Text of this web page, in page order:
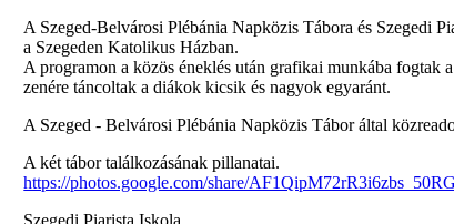
A Szeged-Belvárosi Plébánia Napközis Tábora és Szegedi
a Szegeden Katolikus Házban.
A programon a közös éneklés után grafikai munkába fogtak
zenére táncoltak a diákok kicsik és nagyok egyaránt.
A Szeged - Belvárosi Plébánia Napközis Tábor által
A két tábor találkozásának pillanatai.
https://photos.google.com/share/
Szegedi Piarista Iskola